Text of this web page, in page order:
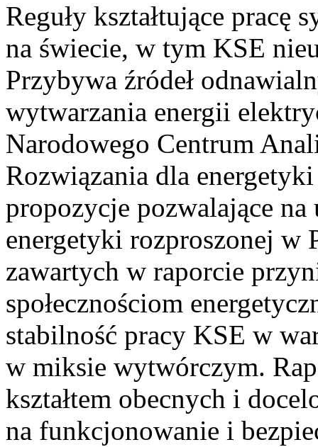
Reguły kształtujące pracę
na świecie, w tym KSE
Przybywa źródeł
wytwarzania energii
Narodowego Centrum
Rozwiązania dla
propozycje pozwalające
energetyki rozproszonej w
zawartych w raporcie
społecznościom
stabilność pracy KSE w
w miksie wytwórczym.
kształtem obecnych i
na funkcjonowanie i